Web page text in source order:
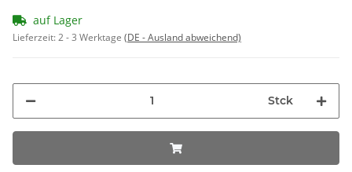
auf Lager
Lieferzeit:2 - 3 Werktage (DE - Ausland abweichend)
Stck